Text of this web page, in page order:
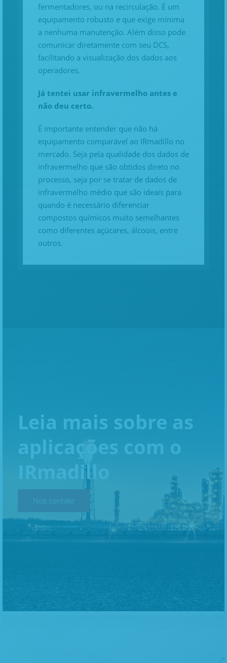
fermentadores, ou na recirculação. É um
equipamento robusto e que exige mínima
a nenhuma manutenção. Além disso pode
comunicar diretamente com seu DCS,
facilitando a visualização dos dados aos
operadores.
Já tentei usar infravermelho antes e
não deu certo.
É importante entender que não há
equipamento comparável ao IRmadillo no
mercado. Seja pela qualidade dos dados de
infravermelho que são obtidos direto no
processo, seja por se tratar de dados de
infravermelho médio que são ideais para
quando é necessário diferenciar
compostos químicos muito semelhantes
como diferentes açúcares, álcoois, entre
outros.
Leia mais sobre as
aplicações com o
IRmadillo
Nos contate